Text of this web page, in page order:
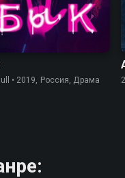
• 2019, Россия, Драма